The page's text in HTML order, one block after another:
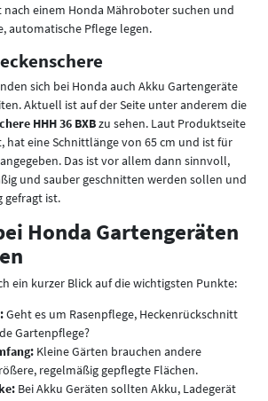
einem Honda Mähroboter suchen und
automatische Pflege legen.
sich bei Honda auch Akku Gartengeräte
Aktuell ist auf der Seite unter anderem die
HHH 36 BXBzu sehen. Laut Produktseite
hat eine Schnittlänge von 65 cm und ist für
Das ist vor allem dann sinnvoll,
und sauber geschnitten werden sollen und
gefragt ist.
Honda Gartengeräten
ein kurzer Blick auf die wichtigsten Punkte:
Geht es um Rasenpflege, Heckenrückschnitt
Gartenpflege?
Kleine Gärten brauchen andere
regelmäßig gepflegte Flächen.
Bei Akku Geräten sollten Akku, Ladegerät